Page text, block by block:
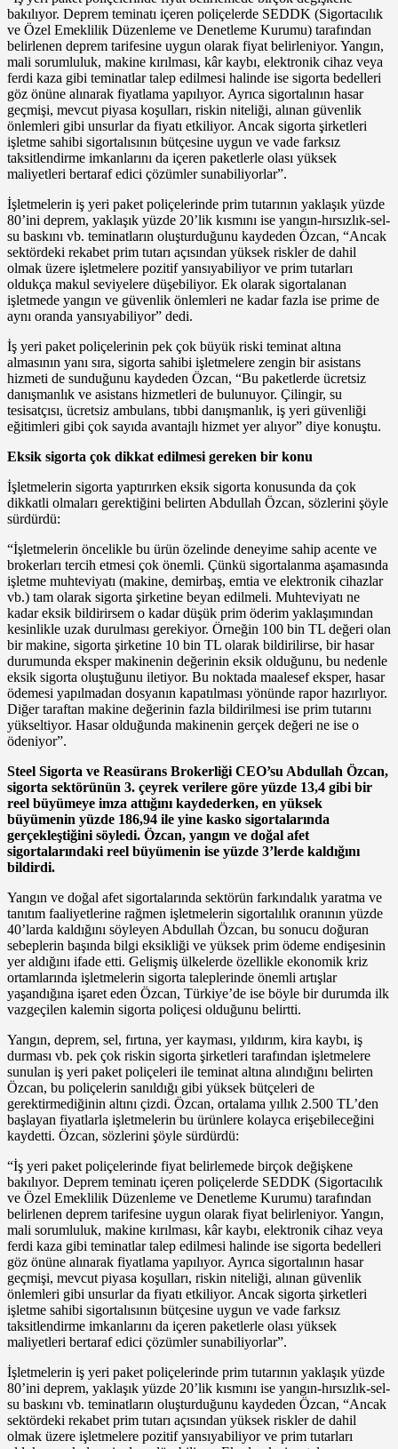
bakılıyor. Deprem teminatı içeren poliçelerde SEDDK (Sigortacılık
ve Özel Emeklilik Düzenleme ve Denetleme Kurumu) tarafından
belirlenen deprem tarifesine uygun olarak fiyat belirleniyor. Yangın,
mali sorumluluk, makine kırılması, kâr kaybı, elektronik cihaz veya
ferdi kaza gibi teminatlar talep edilmesi halinde ise sigorta bedelleri
göz önüne alınarak fiyatlama yapılıyor. Ayrıca sigortalının hasar
geçmişi, mevcut piyasa koşulları, riskin niteliği, alınan güvenlik
önlemleri gibi unsurlar da fiyatı etkiliyor. Ancak sigorta şirketleri
işletme sahibi sigortalısının bütçesine uygun ve vade farksız
taksitlendirme imkanlarını da içeren paketlerle olası yüksek
maliyetleri bertaraf edici çözümler sunabiliyorlar”.
İşletmelerin iş yeri paket poliçelerinde prim tutarının yaklaşık yüzde
80’ini deprem, yaklaşık yüzde 20’lik kısmını ise yangın-hırsızlık-sel-
su baskını vb. teminatların oluşturduğunu kaydeden Özcan, “Ancak
sektördeki rekabet prim tutarı açısından yüksek riskler de dahil
olmak üzere işletmelere pozitif yansıyabiliyor ve prim tutarları
oldukça makul seviyelere düşebiliyor. Ek olarak sigortalanan
işletmede yangın ve güvenlik önlemleri ne kadar fazla ise prime de
aynı oranda yansıyabiliyor” dedi.
İş yeri paket poliçelerinin pek çok büyük riski teminat altına
almasının yanı sıra, sigorta sahibi işletmelere zengin bir asistans
hizmeti de sunduğunu kaydeden Özcan, “Bu paketlerde ücretsiz
danışmanlık ve asistans hizmetleri de bulunuyor. Çilingir, su
tesisatçısı, ücretsiz ambulans, tıbbi danışmanlık, iş yeri güvenliği
eğitimleri gibi çok sayıda avantajlı hizmet yer alıyor” diye konuştu.
Eksik sigorta çok dikkat edilmesi gereken bir konu
İşletmelerin sigorta yaptırırken eksik sigorta konusunda da çok
dikkatli olmaları gerektiğini belirten Abdullah Özcan, sözlerini şöyle
sürdürdü:
“İşletmelerin öncelikle bu ürün özelinde deneyime sahip acente ve
brokerları tercih etmesi çok önemli. Çünkü sigortalanma aşamasında
işletme muhteviyatı (makine, demirbaş, emtia ve elektronik cihazlar
vb.) tam olarak sigorta şirketine beyan edilmeli. Muhteviyatı ne
kadar eksik bildirirsem o kadar düşük prim öderim yaklaşımından
kesinlikle uzak durulması gerekiyor. Örneğin 100 bin TL değeri olan
bir makine, sigorta şirketine 10 bin TL olarak bildirilirse, bir hasar
durumunda eksper makinenin değerinin eksik olduğunu, bu nedenle
eksik sigorta oluştuğunu iletiyor. Bu noktada maalesef eksper, hasar
ödemesi yapılmadan dosyanın kapatılması yönünde rapor hazırlıyor.
Diğer taraftan makine değerinin fazla bildirilmesi ise prim tutarını
yükseltiyor. Hasar olduğunda makinenin gerçek değeri ne ise o
ödeniyor”.
Steel Sigorta ve Reasürans Brokerliği CEO’su Abdullah Özcan,
sigorta sektörünün 3. çeyrek verilere göre yüzde 13,4 gibi bir
reel büyümeye imza attığını kaydederken, en yüksek
büyümenin yüzde 186,94 ile yine kasko sigortalarında
gerçekleştiğini söyledi. Özcan, yangın ve doğal afet
sigortalarındaki reel büyümenin ise yüzde 3’lerde kaldığını
bildirdi.
Yangın ve doğal afet sigortalarında sektörün farkındalık yaratma ve
tanıtım faaliyetlerine rağmen işletmelerin sigortalılık oranının yüzde
40’larda kaldığını söyleyen Abdullah Özcan, bu sonucu doğuran
sebeplerin başında bilgi eksikliği ve yüksek prim ödeme endişesinin
yer aldığını ifade etti. Gelişmiş ülkelerde özellikle ekonomik kriz
ortamlarında işletmelerin sigorta taleplerinde önemli artışlar
yaşandığına işaret eden Özcan, Türkiye’de ise böyle bir durumda ilk
vazgeçilen kalemin sigorta poliçesi olduğunu belirtti.
Yangın, deprem, sel, fırtına, yer kayması, yıldırım, kira kaybı, iş
durması vb. pek çok riskin sigorta şirketleri tarafından işletmelere
sunulan iş yeri paket poliçeleri ile teminat altına alındığını belirten
Özcan, bu poliçelerin sanıldığı gibi yüksek bütçeleri de
gerektirmediğinin altını çizdi. Özcan, ortalama yıllık 2.500 TL’den
başlayan fiyatlarla işletmelerin bu ürünlere kolayca erişebileceğini
kaydetti. Özcan, sözlerini şöyle sürdürdü:
“İş yeri paket poliçelerinde fiyat belirlemede birçok değişkene
bakılıyor. Deprem teminatı içeren poliçelerde SEDDK (Sigortacılık
ve Özel Emeklilik Düzenleme ve Denetleme Kurumu) tarafından
belirlenen deprem tarifesine uygun olarak fiyat belirleniyor. Yangın,
mali sorumluluk, makine kırılması, kâr kaybı, elektronik cihaz veya
ferdi kaza gibi teminatlar talep edilmesi halinde ise sigorta bedelleri
göz önüne alınarak fiyatlama yapılıyor. Ayrıca sigortalının hasar
geçmişi, mevcut piyasa koşulları, riskin niteliği, alınan güvenlik
önlemleri gibi unsurlar da fiyatı etkiliyor. Ancak sigorta şirketleri
işletme sahibi sigortalısının bütçesine uygun ve vade farksız
taksitlendirme imkanlarını da içeren paketlerle olası yüksek
maliyetleri bertaraf edici çözümler sunabiliyorlar”.
İşletmelerin iş yeri paket poliçelerinde prim tutarının yaklaşık yüzde
80’ini deprem, yaklaşık yüzde 20’lik kısmını ise yangın-hırsızlık-sel-
su baskını vb. teminatların oluşturduğunu kaydeden Özcan, “Ancak
sektördeki rekabet prim tutarı açısından yüksek riskler de dahil
olmak üzere işletmelere pozitif yansıyabiliyor ve prim tutarları